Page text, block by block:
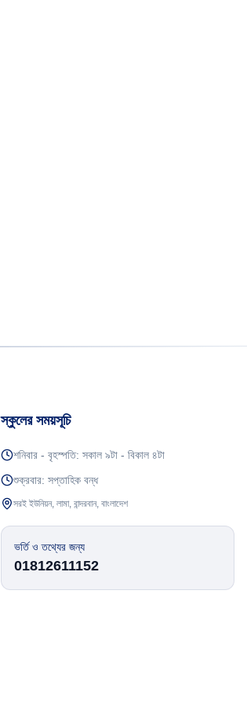
স্কুলের সময়সূচি
শনিবার - বৃহস্পতি: সকাল ৯টা - বিকাল ৪টা
শুক্রবার: সপ্তাহিক বন্ধ
সরই ইউনিয়ন, লামা, বান্দরবান, বাংলাদেশ
ভর্তি ও তথ্যের জন্য
01812611152